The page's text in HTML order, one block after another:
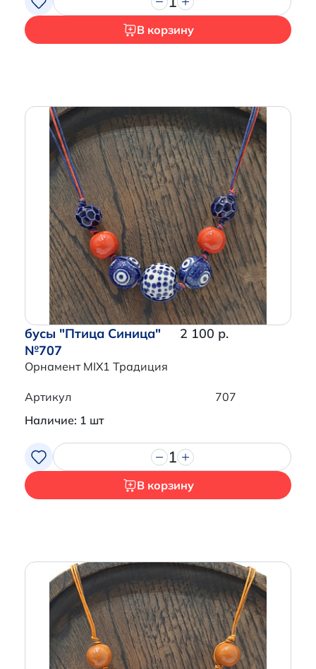
В корзину
бусы "Птица Синица"
№707
Орнамент MIX1 Традиция
2 100 р.
Артикул
707
Наличие: 1 шт
1
В корзину